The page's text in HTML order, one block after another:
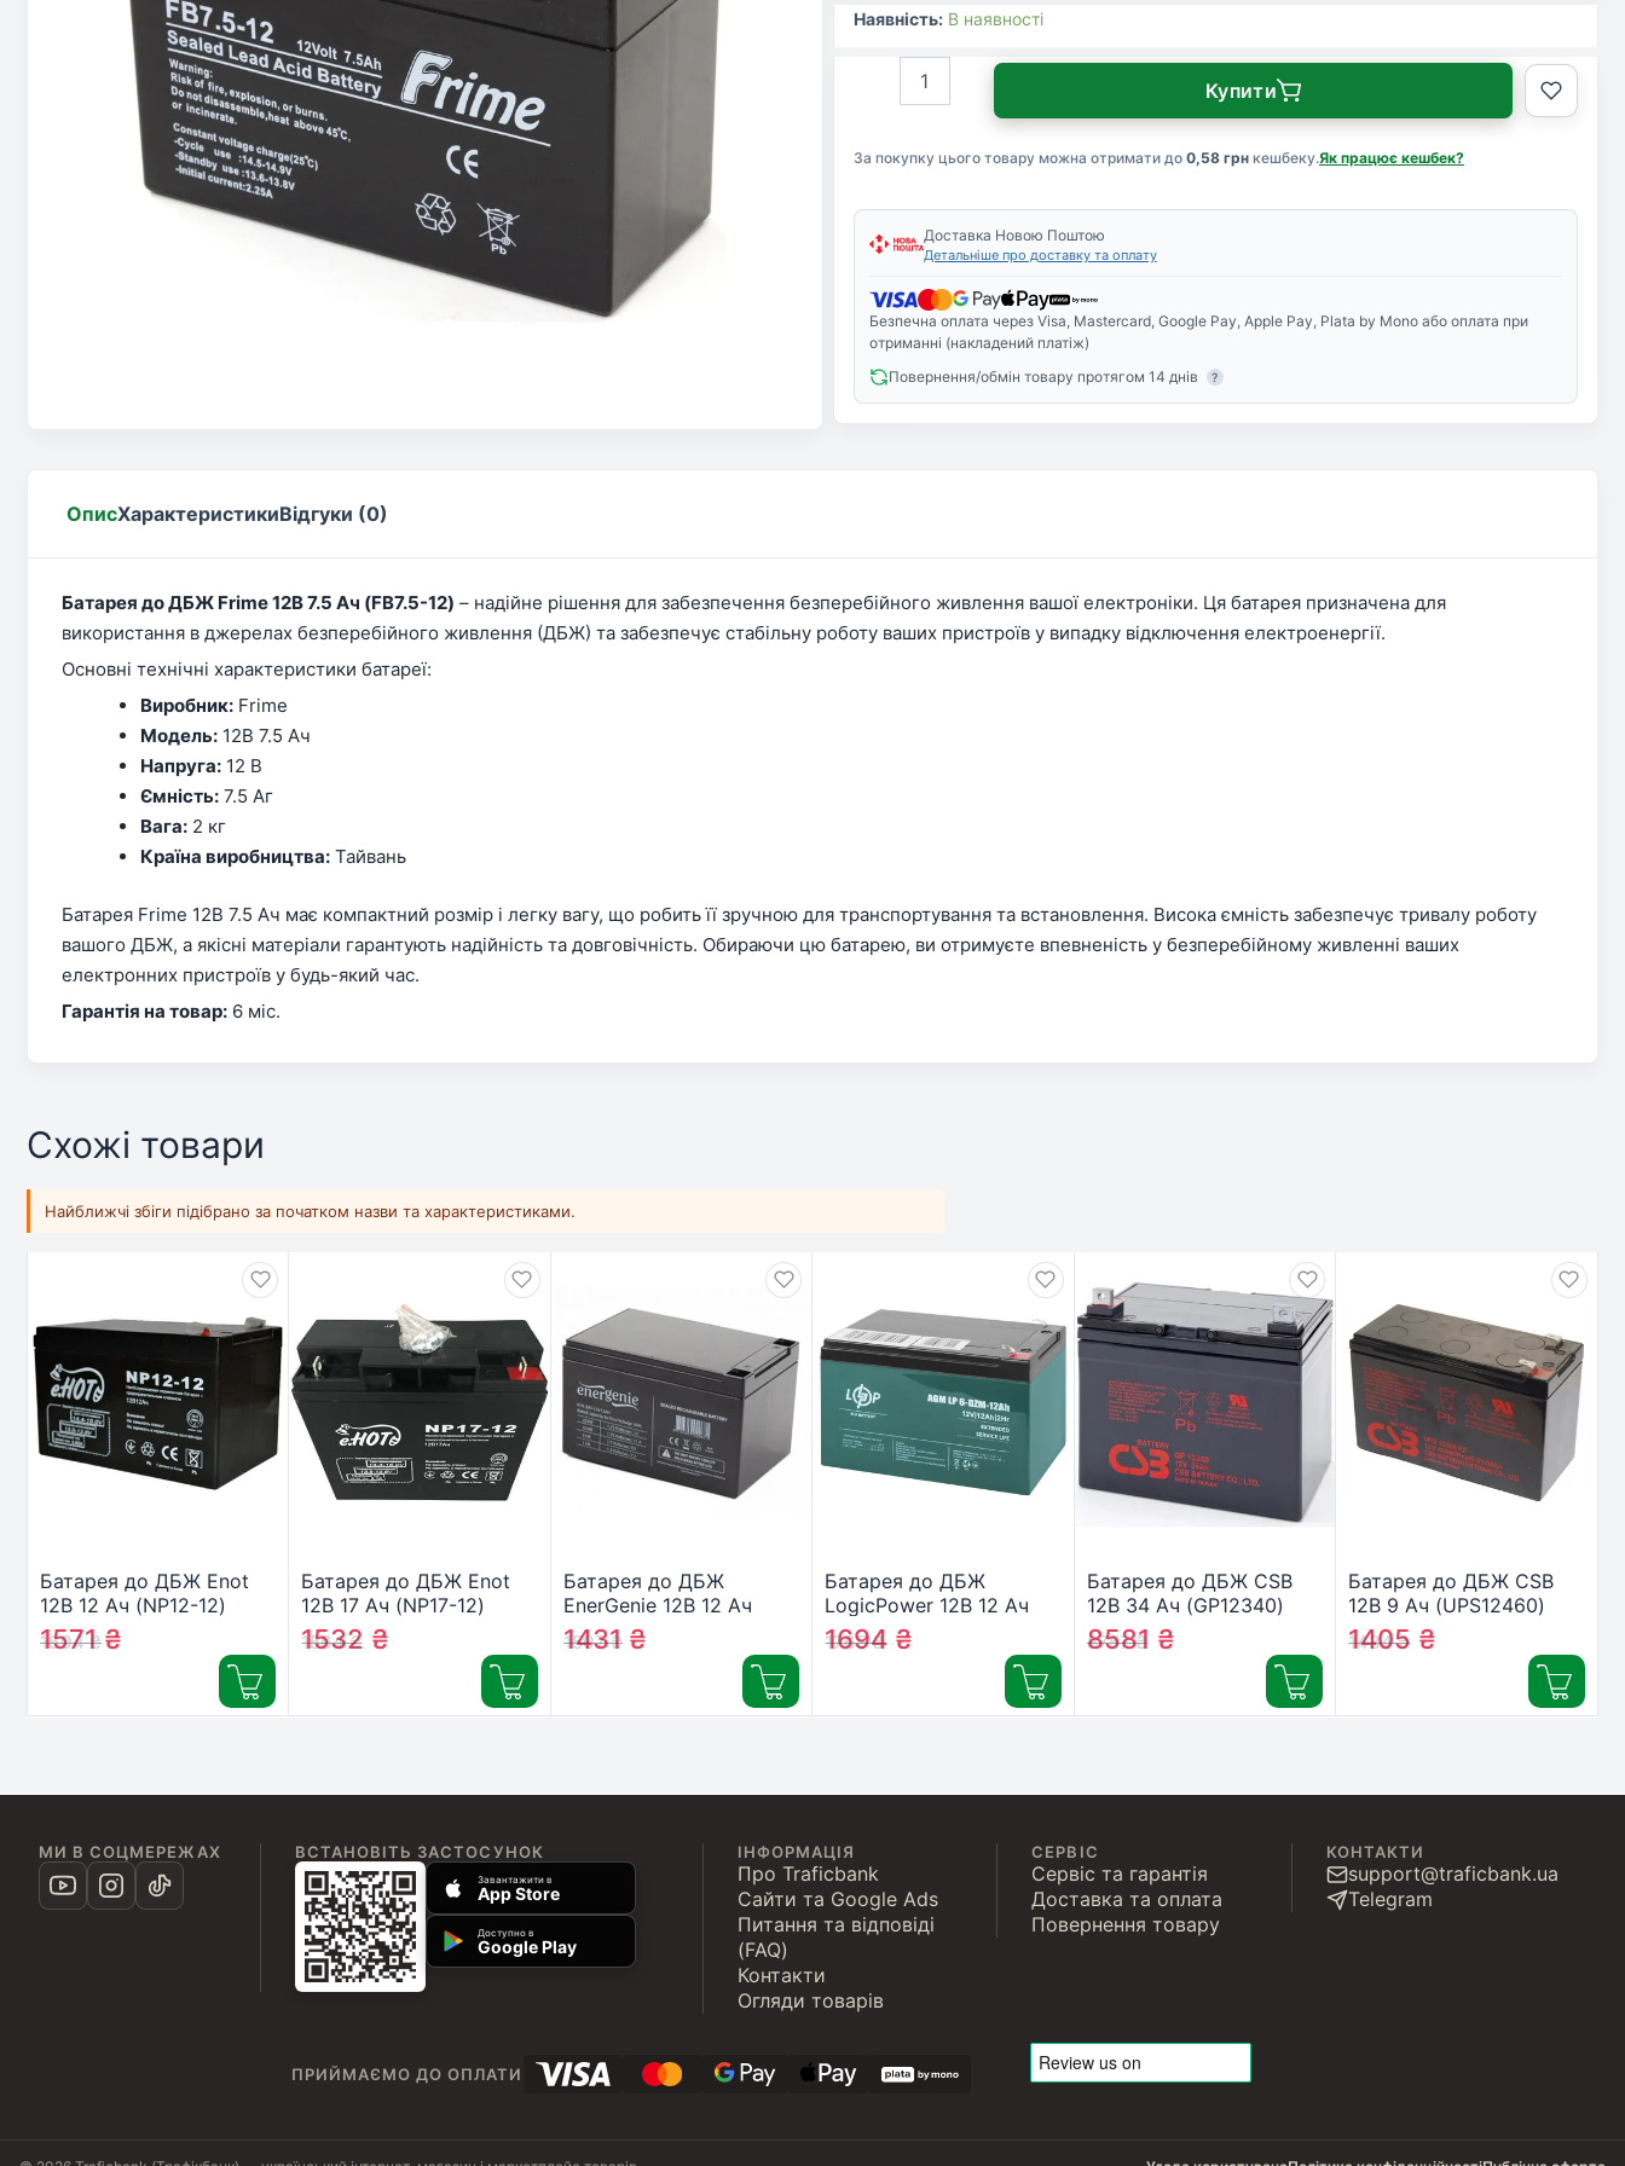
Наявність: В наявності
За покупку цього товару можна отримати до 0,58 грнкешбеку.Як працює кешбек?
12В
Ач
(FB7.5-
кількість
Купити
Доставка Новою Поштою
Детальніше про доставку та оплату
Безпечна оплата через Visa, Mastercard, Google Pay, Apple Pay, Plata by Mono або оплата при
отриманні (накладений платіж)
Повернення/обмін товару протягом 14 днів
?
ОписХарактеристикиВідгуки (0)
Батарея до ДБЖ Frime 12В 7.5 Ач (FB7.5-12) – надійне рішення для забезпечення безперебійного живлення вашої електроніки. Ця батарея призначена для
використання в джерелах безперебійного живлення (ДБЖ) та забезпечує стабільну роботу ваших пристроїв у випадку відключення електроенергії.
Основні технічні характеристики батареї:
Виробник: Frime
Модель: 12В 7.5 Ач
Напруга: 12 В
Ємність: 7.5 Аг
Вага: 2 кг
Країна виробництва: Тайвань
Батарея Frime 12В 7.5 Ач має компактний розмір і легку вагу, що робить її зручною для транспортування та встановлення. Висока ємність забезпечує тривалу роботу
вашого ДБЖ, а якісні матеріали гарантують надійність та довговічність. Обираючи цю батарею, ви отримуєте впевненість у безперебійному живленні ваших
електронних пристроїв у будь-який час.
Гарантія на товар: 6 міс.
Схожі товари
Найближчі збіги підібрано за початком назви та характеристиками.
Батарея до ДБЖ Enot
12В 12 Ач (NP12-12)
1604₴
1571₴
Батарея до ДБЖ Enot
12В 17 Ач (NP17-12)
1564₴
1532 ₴
Батарея до ДБЖ
EnerGenie 12В 12 Ач
(BAT-12V12AH)
1507₴
1431 ₴
Батарея до ДБЖ
LogicPower 12В 12 Ач
(6-DZM-12) (3536)
1765₴
1694 ₴
Батарея до ДБЖ CSB
12В 34 Ач (GP12340)
8757₴
8581 ₴
Батарея до ДБЖ CSB
12В 9 Ач (UPS12460)
1434₴
1405 ₴
МИ В СОЦМЕРЕЖАХ ВСТАНОВІТЬ ЗАСТОСУНОК
Завантажити в
App Store
Доступно в
Google Play
ІНФОРМАЦІЯ
Про Traficbank
Сайти та Google Ads
Питання та відповіді
(FAQ)
Контакти
Огляди товарів
СЕРВІС
Сервіс та гарантія
Доставка та оплата
Повернення товару
КОНТАКТИ
support@traficbank.ua
Telegram
ПРИЙМАЄМО ДО ОПЛАТИ